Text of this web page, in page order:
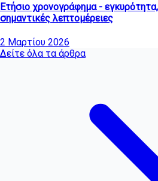
Ετήσιο χρονογράφημα -
σημαντικές λεπτομέρειες
2 Μαρτίου 2026
Δείτε όλα τα άρθρα